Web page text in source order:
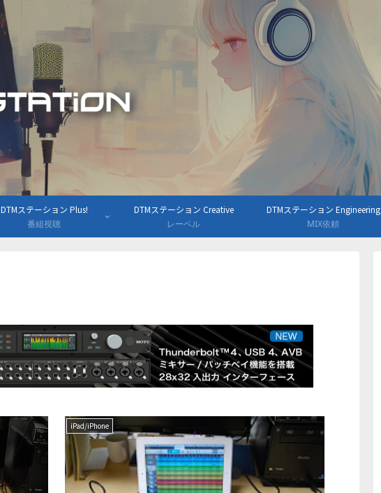
DTMステーション Plus!
番組視聴
DTMステーション Creative
レーベル
DTMステーション Engineering
MIX依頼
iPad/iPhone